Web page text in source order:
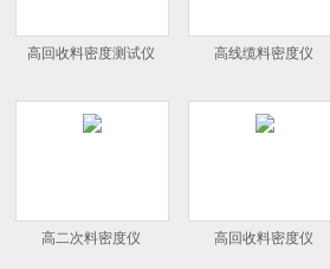
高回收料密度测试仪 高线缆料密度仪
高二次料密度仪 高回收料密度仪